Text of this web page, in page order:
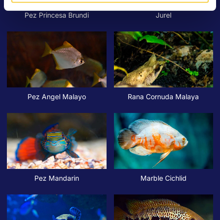
Pez Princesa Brundi Jurel
Pez Angel Malayo Rana Cornuda Malaya
Pez Mandarin Marble Cichlid